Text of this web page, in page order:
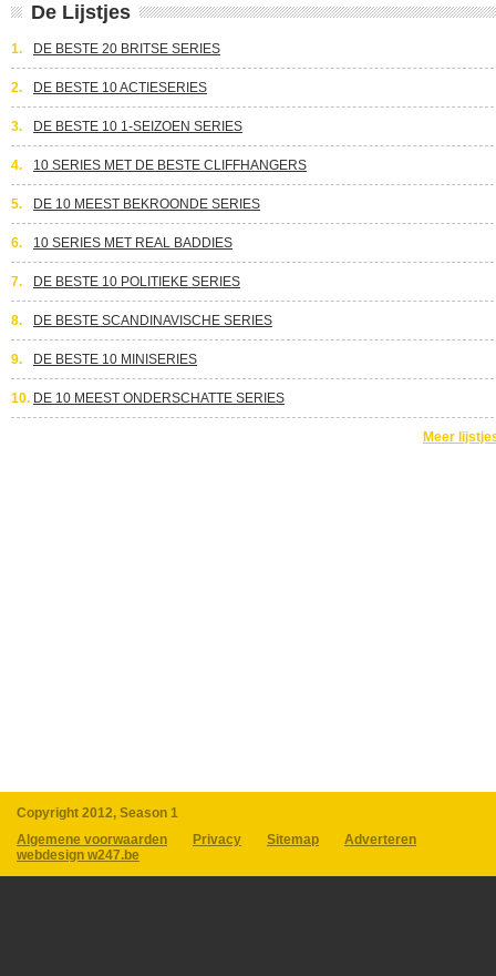
De Lijstjes
1. DE BESTE 20 BRITSE SERIES
2. DE BESTE 10 ACTIESERIES
3. DE BESTE 10 1-SEIZOEN SERIES
4. 10 SERIES MET DE BESTE CLIFFHANGERS
5. DE 10 MEEST BEKROONDE SERIES
6. 10 SERIES MET REAL BADDIES
7. DE BESTE 10 POLITIEKE SERIES
8. DE BESTE SCANDINAVISCHE SERIES
9. DE BESTE 10 MINISERIES
10. DE 10 MEEST ONDERSCHATTE SERIES
Meer
Copyright 2012, Season 1
Algemene voorwaarden
Privacy Sitemap
Adverteren
webdesign w247.be